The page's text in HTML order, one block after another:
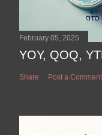
February 05, 2025
YOY, QOQ,
Share Post a Comment